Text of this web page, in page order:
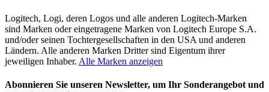
Logitech, Logi, deren Logos und alle anderen Logitech-Marken
sind Marken oder eingetragene Marken von Logitech Europe S.A.
und/oder seinen Tochtergesellschaften in den USA und anderen
Ländern. Alle anderen Marken Dritter sind Eigentum ihrer
jeweiligen Inhaber. Alle Marken anzeigen
Abonnieren Sie unseren Newsletter, um Ihr Sonderangebot und